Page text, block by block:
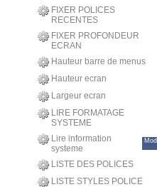
FIXER POLICES
RECENTES
FIXER PROFONDEUR
ECRAN
Hauteur barre de menus
Hauteur ecran
Largeur ecran
LIRE FORMATAGE
SYSTEME
Lire information
systeme
Mod
LISTE DES POLICES
LISTE STYLES POLICE